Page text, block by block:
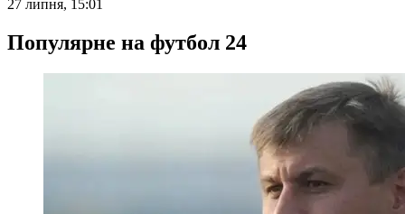
27 липня, 15:01
Популярне на футбол 24